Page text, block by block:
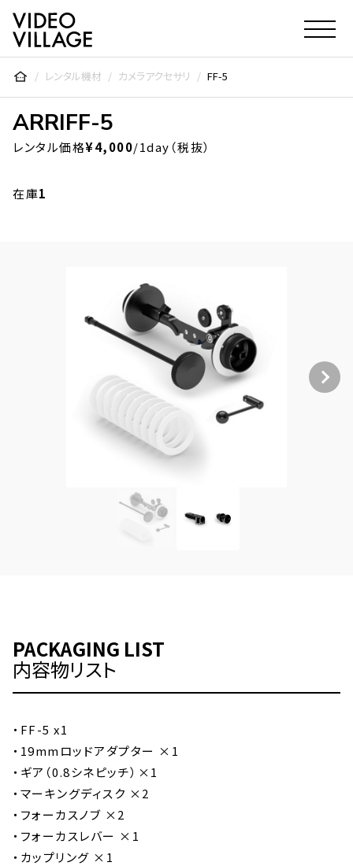
Video Village Inc.
レンタル機材 カメラアクセサリ FF-5
ARRIFF-5
レンタル価格¥4,000/1day（税抜）
在庫1
PACKAGING LIST
内容物リスト
・FF-5 x1
・19mmロッドアダプター ×1
・ギア（0.8シネピッチ）×1
・マーキングディスク ×2
・フォーカスノブ ×2
・フォーカスレバー ×1
・カップリング ×1